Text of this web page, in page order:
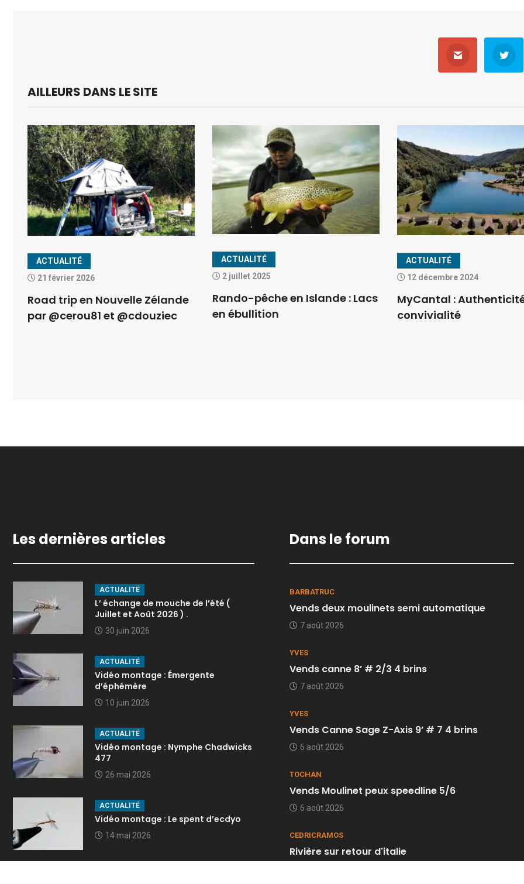
AILLEURS DANS LE SITE
ACTUALITÉ
21 février 2026
Road trip en Nouvelle Zélande
par @cerou81 et @cdouziec
ACTUALITÉ
2 juillet 2025
Rando-pêche en Islande : Lacs
en ébullition
ACTUALITÉ
12 décembre 2024
MyCantal :
convivialité
Les dernières articles
ACTUALITÉ
L’ échange de mouche de l’été (
Juillet et Août 2026 ) .
30 juin 2026
ACTUALITÉ
Vidéo montage : Émergente
d’éphémère
10 juin 2026
ACTUALITÉ
Vidéo montage : Nymphe Chadwicks
477
26 mai 2026
ACTUALITÉ
Vidéo montage : Le spent d’ecdyo
14 mai 2026
Dans le forum
BARBATRUC
Vends deux moulinets semi automatique
7 août 2026
YVES
Vends canne 8’ # 2/3 4 brins
7 août 2026
YVES
Vends Canne Sage Z-Axis 9’ # 7 4 brins
6 août 2026
TOCHAN
Vends Moulinet peux speedline 5/6
6 août 2026
CEDRICRAMOS
Rivière sur retour d'italie